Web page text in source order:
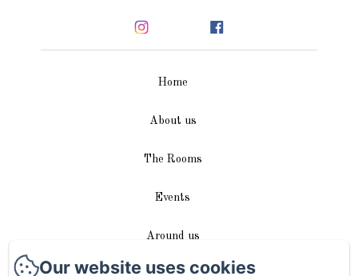
Home
About us
The Rooms
Events
Around us
Our website uses cookies